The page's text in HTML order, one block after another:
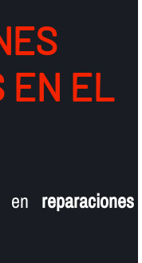
EN EL
en reparaciones